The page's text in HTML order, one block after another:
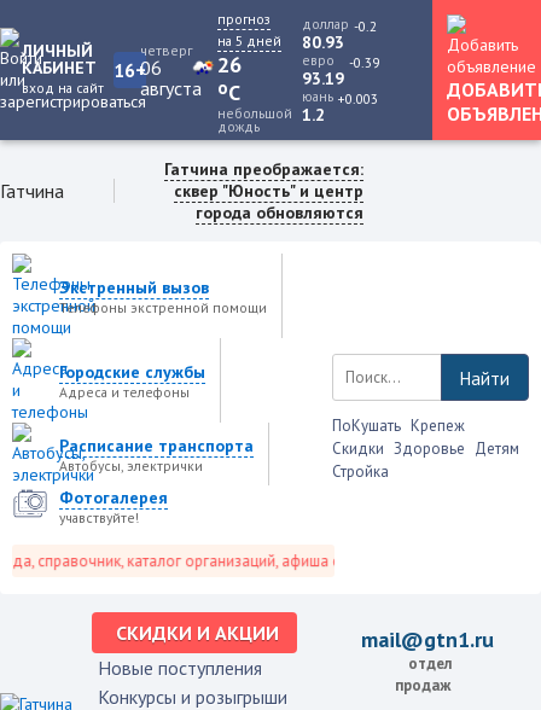
ЛИЧНЫЙ
КАБИНЕТ
вход на сайт
16+
четверг
06
августа
прогноз
на 5 дней
26
oC
небольшой
дождь
доллар
80.93
-0.2
евро
93.19
-0.39
юань
1.2
+0.003
Гатчина
Гатчина преображается:
сквер "Юность" и центр
города обновляются
Экстренный вызов
Телефоны экстренной помощи
Городские службы
Адреса и телефоны
Расписание транспорта
Автобусы, электрички
Фотогалерея
учавствуйте!
справочник, каталог организаций, афиша событий и не только это.
Найти
ПоКушать Крепеж
Скидки Здоровье Детям
Стройка
СКИДКИ И АКЦИИ
Новые поступления
Конкурсы и розыгрыши
mail@gtn1.ru
отдел
продаж